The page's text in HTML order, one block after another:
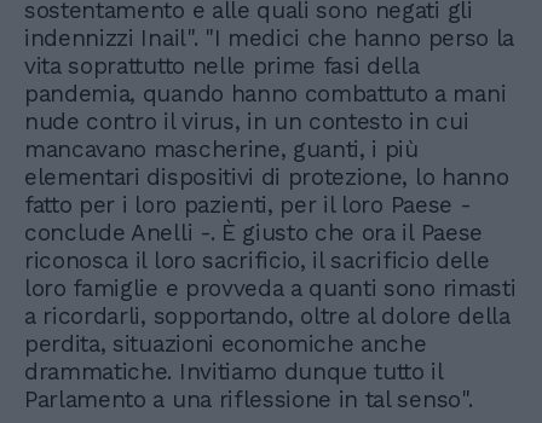
sostentamento e alle quali sono negati gli
indennizzi Inail". "I medici che hanno perso la
vita soprattutto nelle prime fasi della
pandemia, quando hanno combattuto a mani
nude contro il virus, in un contesto in cui
mancavano mascherine, guanti, i più
elementari dispositivi di protezione, lo hanno
fatto per i loro pazienti, per il loro Paese -
conclude Anelli -. È giusto che ora il Paese
riconosca il loro sacrificio, il sacrificio delle
loro famiglie e provveda a quanti sono rimasti
a ricordarli, sopportando, oltre al dolore della
perdita, situazioni economiche anche
drammatiche. Invitiamo dunque tutto il
Parlamento a una riflessione in tal senso".